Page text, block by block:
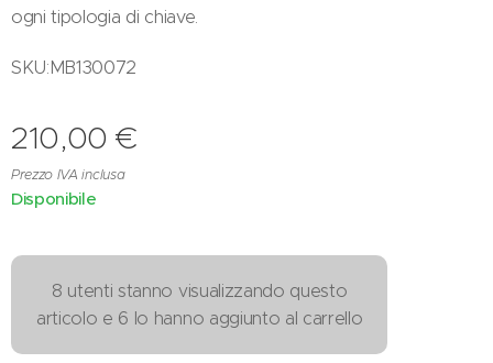
ogni tipologia di chiave.
SKU:MB130072
210,00 €
Prezzo IVA inclusa
Disponibile
8 utenti stanno visualizzando questo
articolo e 6 lo hanno aggiunto al carrello